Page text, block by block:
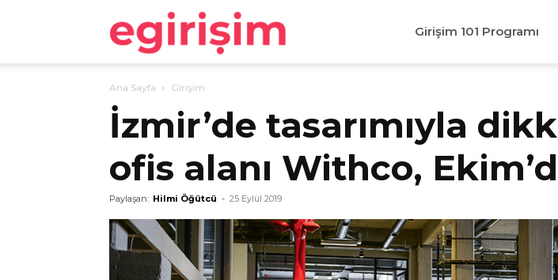
egirişim Girişim 101 Programı
Ana Sayfa Girişim
İzmir’de tasarımıyla
ofis alanı Withco,
Paylaşan: Hilmi Öğütcü - 25 Eylül 2019